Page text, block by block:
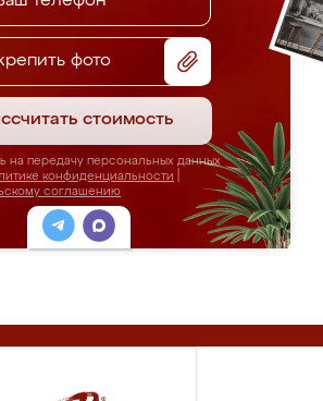
фото
стоимость
на передачу персональных данных
конфиденциальности
соглашению